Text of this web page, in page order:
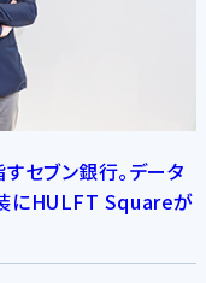
セブン銀行。データ
にHULFT Squareが